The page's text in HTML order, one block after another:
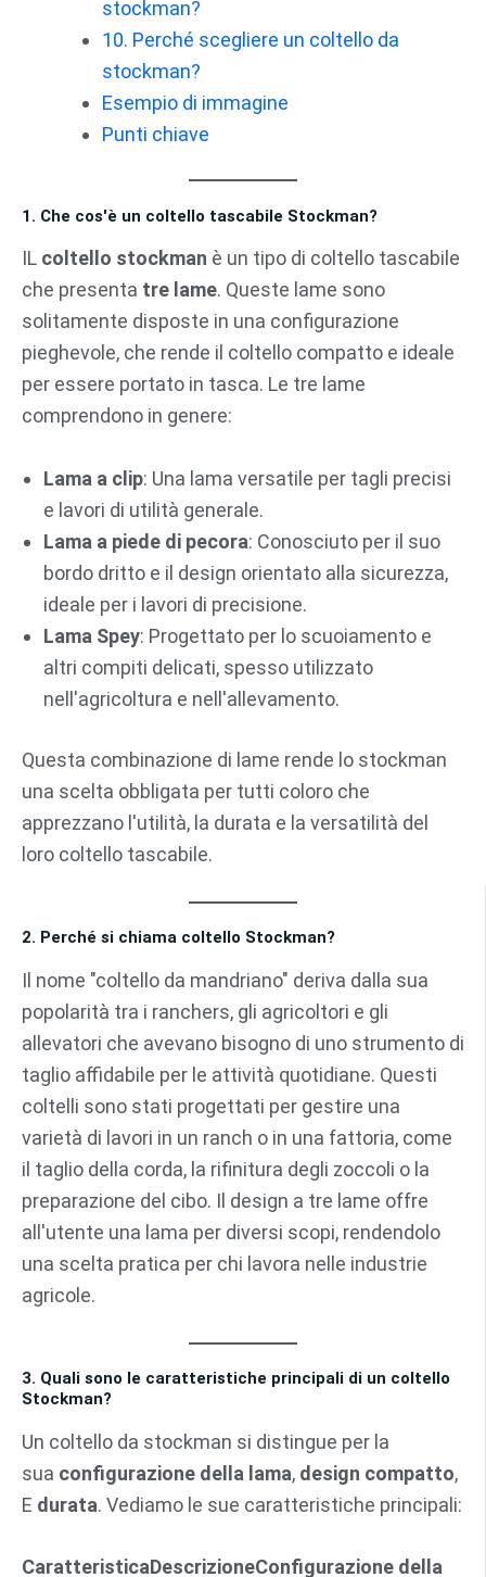
stockman?
10. Perché scegliere un coltello da
stockman?
Esempio di immagine
Punti chiave
1. Che cos'è un coltello tascabile Stockman?
IL coltello stockman è un tipo di coltello tascabile
che presenta tre lame. Queste lame sono
solitamente disposte in una configurazione
pieghevole, che rende il coltello compatto e ideale
per essere portato in tasca. Le tre lame
comprendono in genere:
Lama a clip: Una lama versatile per tagli precisi
e lavori di utilità generale.
Lama a piede di pecora: Conosciuto per il suo
bordo dritto e il design orientato alla sicurezza,
ideale per i lavori di precisione.
Lama Spey: Progettato per lo scuoiamento e
altri compiti delicati, spesso utilizzato
nell'agricoltura e nell'allevamento.
Questa combinazione di lame rende lo stockman
una scelta obbligata per tutti coloro che
apprezzano l'utilità, la durata e la versatilità del
loro coltello tascabile.
2. Perché si chiama coltello Stockman?
Il nome "coltello da mandriano" deriva dalla sua
popolarità tra i ranchers, gli agricoltori e gli
allevatori che avevano bisogno di uno strumento di
taglio affidabile per le attività quotidiane. Questi
coltelli sono stati progettati per gestire una
varietà di lavori in un ranch o in una fattoria, come
il taglio della corda, la rifinitura degli zoccoli o la
preparazione del cibo. Il design a tre lame offre
all'utente una lama per diversi scopi, rendendolo
una scelta pratica per chi lavora nelle industrie
agricole.
3. Quali sono le caratteristiche principali di un coltello
Stockman?
Un coltello da stockman si distingue per la
sua configurazione della lama, design compatto,
E durata. Vediamo le sue caratteristiche principali:
CaratteristicaDescrizioneConfigurazione della